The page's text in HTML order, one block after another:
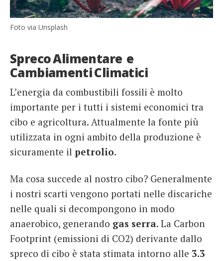
Foto via Unsplash
Spreco Alimentare e
Cambiamenti Climatici
L’energia da combustibili fossili è molto
importante per i tutti i sistemi economici tra
cibo e agricoltura. Attualmente la fonte più
utilizzata in ogni ambito della produzione è
sicuramente il petrolio.
Ma cosa succede al nostro cibo? Generalmente
i nostri scarti vengono portati nelle discariche
nelle quali si decompongono in modo
anaerobico, generando gas serra. La Carbon
Footprint (emissioni di CO2) derivante dallo
spreco di cibo è stata stimata intorno alle 3.3